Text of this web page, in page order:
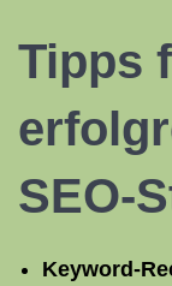
Tipps
SEO-
Keyword-